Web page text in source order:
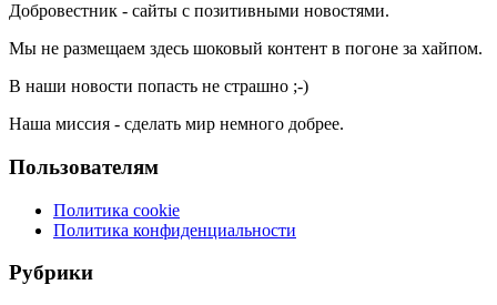
Добровестник - сайты с позитивными новостями.
Мы не размещаем здесь шоковый контент в погоне за хайпом.
В наши новости попасть не страшно ;-)
Наша миссия - сделать мир немного добрее.
Пользователям
Политика cookie
Политика конфиденциальности
Рубрики